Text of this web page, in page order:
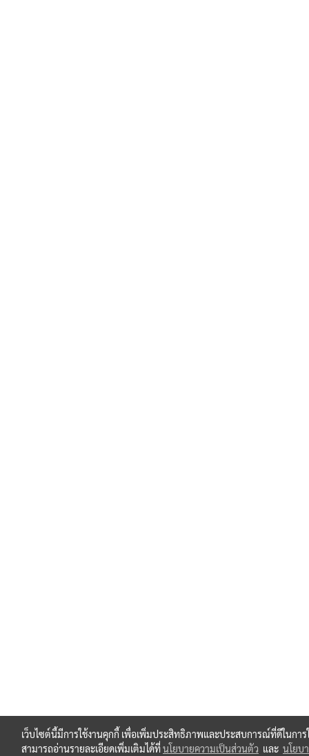
เว็บไซต์นี้มีการใช้งานคุกกี้ เพื่อเพิ่มประสิทธิภาพและประสบการณ์ที่ดีในการ
สามารถอ่านรายละเอียดเพิ่มเติมได้ที่นโยบายความเป็นส่วนตัว และ นโยบ